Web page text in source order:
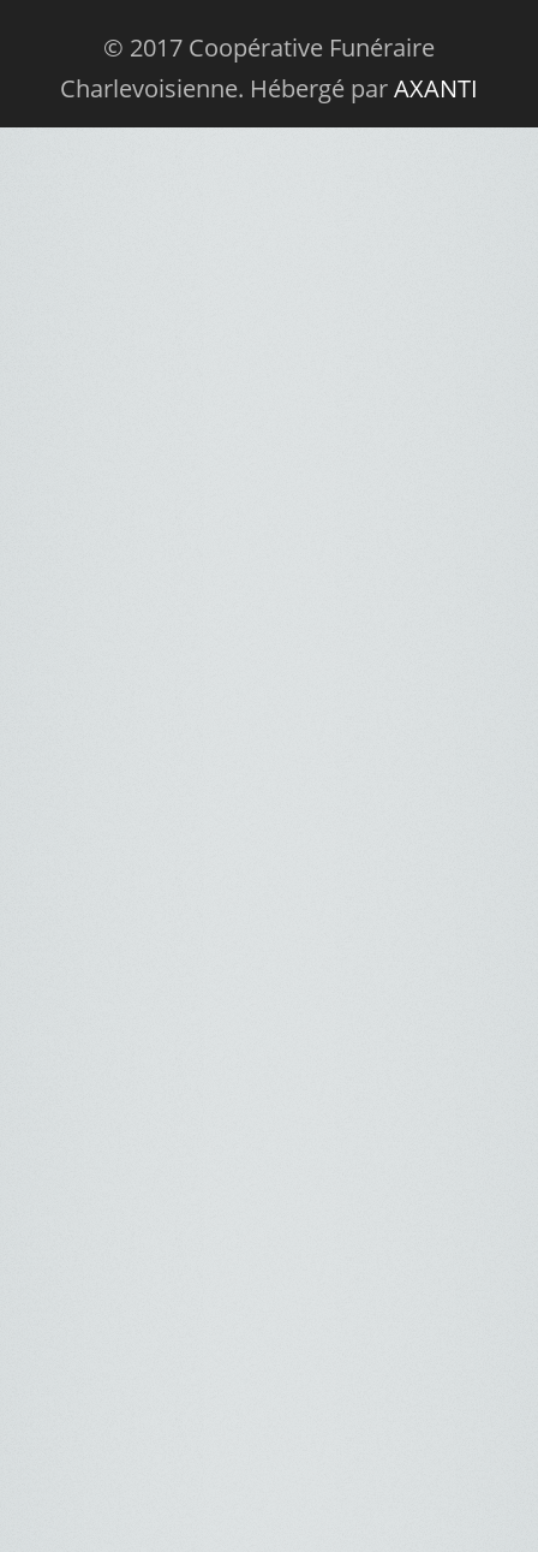
© 2017 Coopérative Funéraire
Charlevoisienne. Hébergé parAXANTI